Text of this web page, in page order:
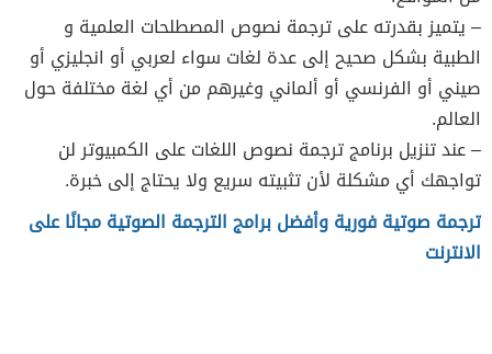
– يتميز بقدرته على ترجمة نصوص المصطلحات العلمية و
الطبية بشكل صحيح إلى عدة لغات سواء لعربي أو انجليزي أو
صيني أو الفرنسي أو ألماني وغيرهم من أي لغة مختلفة حول
العالم.
– عند تنزيل برنامج ترجمة نصوص اللغات على الكمبيوتر لن
تواجهك أي مشكلة لأن تثبيته سريع ولا يحتاج إلى خبرة.
ترجمة صوتية فورية وأفضل برامج الترجمة الصوتية مجانًا على
الانترنت